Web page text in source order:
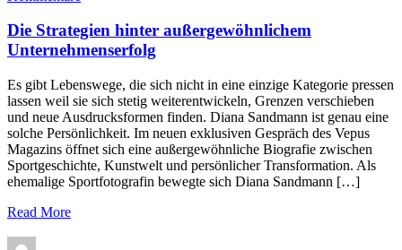
Die Strategien hinter außergewöhnlichem
Unternehmenserfolg
Es gibt Lebenswege, die sich nicht in eine einzige Kategorie pressen
lassen weil sie sich stetig weiterentwickeln, Grenzen verschieben
und neue Ausdrucksformen finden. Diana Sandmann ist genau eine
solche Persönlichkeit. Im neuen exklusiven Gespräch des Vepus
Magazins öffnet sich eine außergewöhnliche Biografie zwischen
Sportgeschichte, Kunstwelt und persönlicher Transformation. Als
ehemalige Sportfotografin bewegte sich Diana Sandmann […]
Read More